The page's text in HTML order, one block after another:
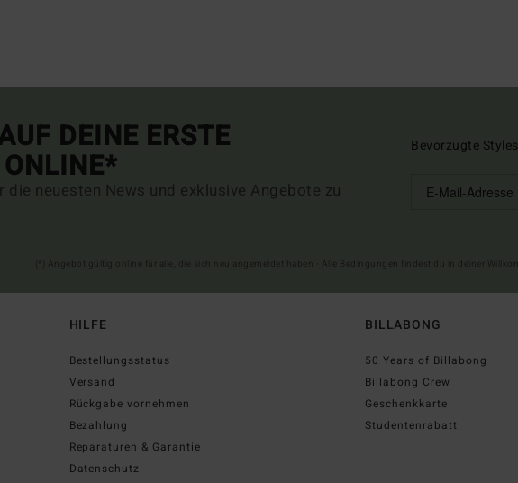
DEINE ERSTE
die neuesten News und exklusive Angebote zu
Bevorzugte Styles
HILFE
Bestellungsstatus
Versand
Rückgabe vornehmen
Bezahlung
Reparaturen & Garantie
Datenschutz
BILLABONG
50 Years of Billabong
Billabong Crew
Geschenkkarte
Studentenrabatt